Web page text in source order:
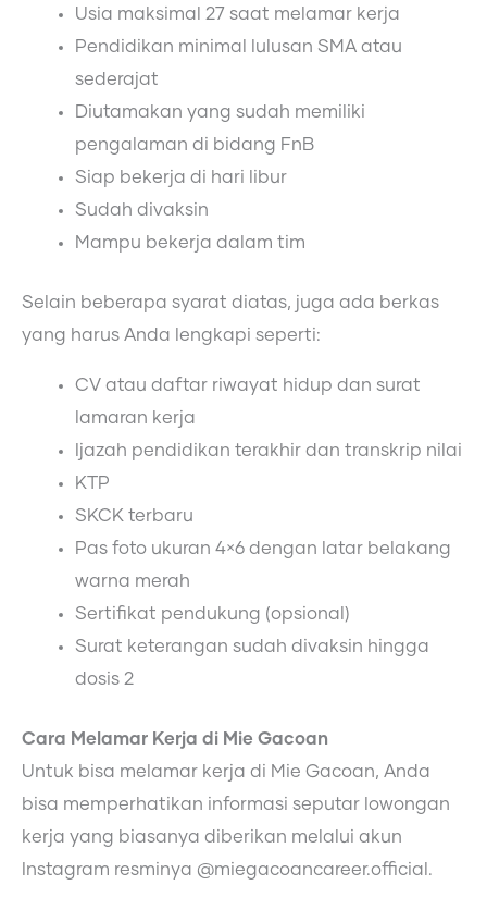
Usia maksimal 27 saat melamar kerja
Pendidikan minimal lulusan SMA atau
sederajat
Diutamakan yang sudah memiliki
pengalaman di bidang FnB
Siap bekerja di hari libur
Sudah divaksin
Mampu bekerja dalam tim
Selain beberapa syarat diatas, juga ada berkas
yang harus Anda lengkapi seperti:
CV atau daftar riwayat hidup dan surat
lamaran kerja
Ijazah pendidikan terakhir dan transkrip nilai
KTP
SKCK terbaru
Pas foto ukuran 4×6 dengan latar belakang
warna merah
Sertifikat pendukung (opsional)
Surat keterangan sudah divaksin hingga
dosis 2
Cara Melamar Kerja di Mie Gacoan
Untuk bisa melamar kerja di Mie Gacoan, Anda
bisa memperhatikan informasi seputar lowongan
kerja yang biasanya diberikan melalui akun
Instagram resminya @miegacoancareer.official.